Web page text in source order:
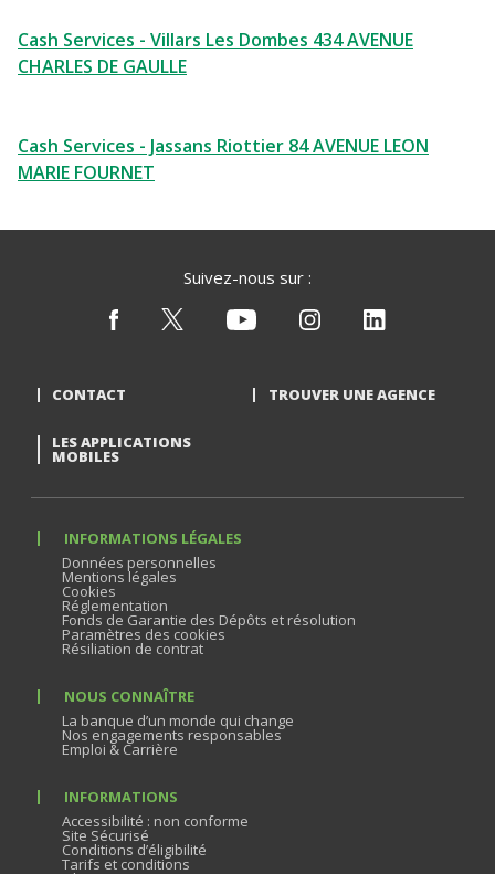
Cash Services - Villars Les Dombes 434 AVENUE
CHARLES DE GAULLE
Cash Services - Jassans Riottier 84 AVENUE LEON
MARIE FOURNET
Suivez-nous sur :
CONTACT TROUVER UNE AGENCE
LES APPLICATIONS
MOBILES
INFORMATIONS LÉGALES
Données personnelles
Mentions légales
Cookies
Réglementation
Fonds de Garantie des Dépôts et résolution
Paramètres des cookies
Résiliation de contrat
NOUS CONNAÎTRE
La banque d’un monde qui change
Nos engagements responsables
Emploi & Carrière
INFORMATIONS
Accessibilité : non conforme
Site Sécurisé
Conditions d’éligibilité
Tarifs et conditions